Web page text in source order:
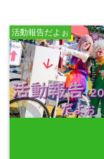
活動報告だよぉ